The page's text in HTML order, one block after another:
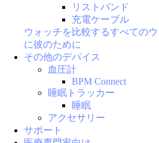
リストバンド
充電ケーブル
ウォッチを比較するすべての
に彼のために
その他のデバイス
血圧計
BPM Connect
睡眠トラッカー
睡眠
アクセサリー
サポート